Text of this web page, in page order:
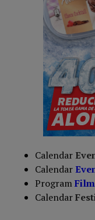
Calendar
Calendar
Program
Calendar